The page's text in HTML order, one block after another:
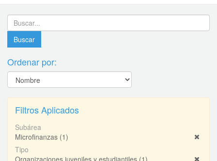
Ordenar por:
Filtros Aplicados
Subárea
Microfinanzas (1)
Tipo
Organizaciones juveniles y estudiantiles (1)